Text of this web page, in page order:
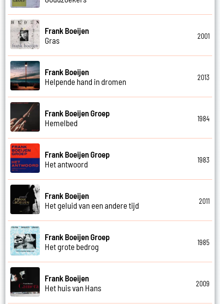
Frank Boeijen
Gras
2001
Frank Boeijen
Helpende hand in dromen
2013
Frank Boeijen Groep
Hemelbed
1984
Frank Boeijen Groep
Het antwoord
1983
Frank Boeijen
Het geluid van een andere tijd
2011
Frank Boeijen Groep
Het grote bedrog
1985
Frank Boeijen
Het huis van Hans
2009